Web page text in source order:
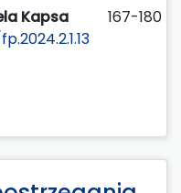
Kapsa
167-180